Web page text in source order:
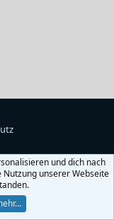
und dich nach
unserer Webseite